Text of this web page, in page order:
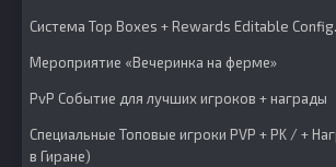
Система Top Boxes + Rewards Editable Config.
Мероприятие «Вечеринка на ферме»
PvP Событие для лучших игроков + награды
Специальные Топовые игроки PVP + PK / +
в Гиране)